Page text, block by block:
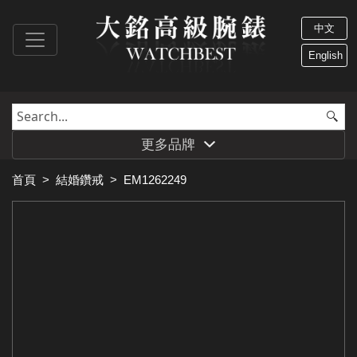
中文
English
更多品牌
首頁 > 結婚鑽戒 > EM1262249